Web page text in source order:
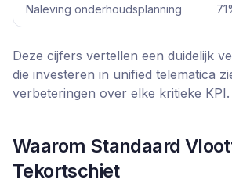
Naleving onderhoudsplanning
Deze cijfers vertellen een duidelijk
die investeren in unified telematica
verbeteringen over elke kritieke KPI.
Waarom Standaard
Tekortschiet